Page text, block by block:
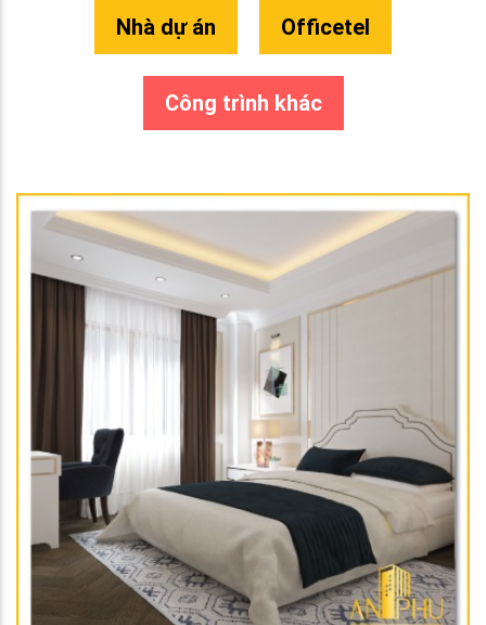
Nhà dự án Officetel
Công trình khác